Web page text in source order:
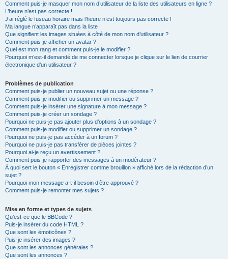
Comment puis-je masquer mon nom d’utilisateur de la liste des utilisateurs en ligne ?
L’heure n’est pas correcte !
J’ai réglé le fuseau horaire mais l’heure n’est toujours pas correcte !
Ma langue n’apparaît pas dans la liste !
Que signifient les images situées à côté de mon nom d’utilisateur ?
Comment puis-je afficher un avatar ?
Quel est mon rang et comment puis-je le modifier ?
Pourquoi m’est-il demandé de me connecter lorsque je clique sur le lien de courrier
électronique d’un utilisateur ?
Problèmes de publication
Comment puis-je publier un nouveau sujet ou une réponse ?
Comment puis-je modifier ou supprimer un message ?
Comment puis-je insérer une signature à mon message ?
Comment puis-je créer un sondage ?
Pourquoi ne puis-je pas ajouter plus d’options à un sondage ?
Comment puis-je modifier ou supprimer un sondage ?
Pourquoi ne puis-je pas accéder à un forum ?
Pourquoi ne puis-je pas transférer de pièces jointes ?
Pourquoi ai-je reçu un avertissement ?
Comment puis-je rapporter des messages à un modérateur ?
À quoi sert le bouton « Enregistrer comme brouillon » affiché lors de la rédaction d’un
sujet ?
Pourquoi mon message a-t-il besoin d’être approuvé ?
Comment puis-je remonter mes sujets ?
Mise en forme et types de sujets
Qu’est-ce que le BBCode ?
Puis-je insérer du code HTML ?
Que sont les émoticônes ?
Puis-je insérer des images ?
Que sont les annonces générales ?
Que sont les annonces ?